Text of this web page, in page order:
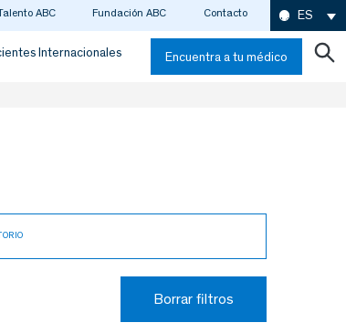
ABC Fundación ABC Contacto ES
Internacionales Encuentra a tu médico
Borrar filtros